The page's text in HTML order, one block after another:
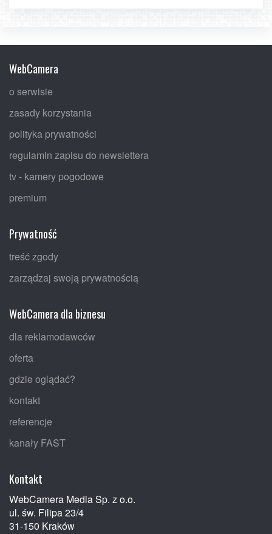
WebCamera
o serwisie
zasady korzystania
polityka prywatności
regulamin zapisu do newslettera
tv - kamery pogodowe
premium
Prywatność
treść zgody
zarządzaj swoją prywatnością
WebCamera dla biznesu
dla reklamodawców
oferta
gdzie oglądać?
kontakt
referencje
kanały FAST
Kontakt
WebCamera Media Sp. z o.o.
ul. św. Filipa 23/4
31-150 Kraków